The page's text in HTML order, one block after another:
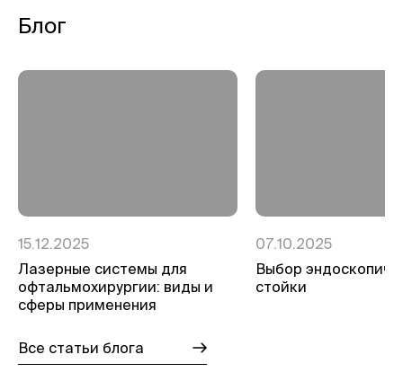
Блог
15.12.2025
Лазерные системы для
офтальмохирургии: виды и
сферы применения
07.10.2025
Выбор
стойки
Все статьи блога